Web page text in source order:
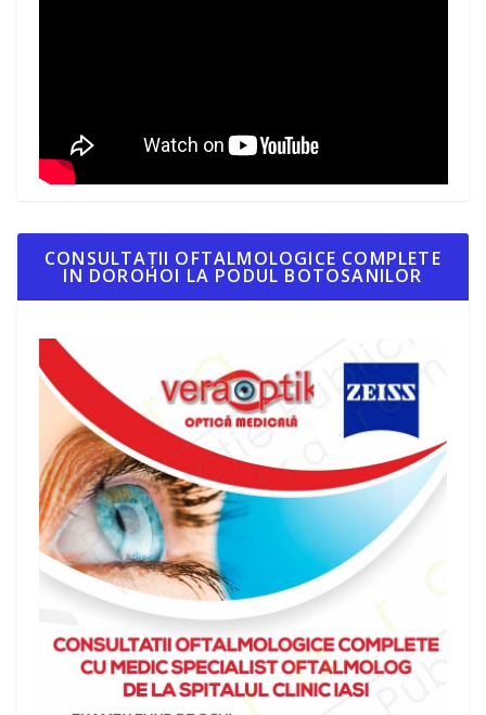
CONSULTAȚII OFTALMOLOGICE COMPLETE
IN DOROHOI LA PODUL BOTOSANILOR